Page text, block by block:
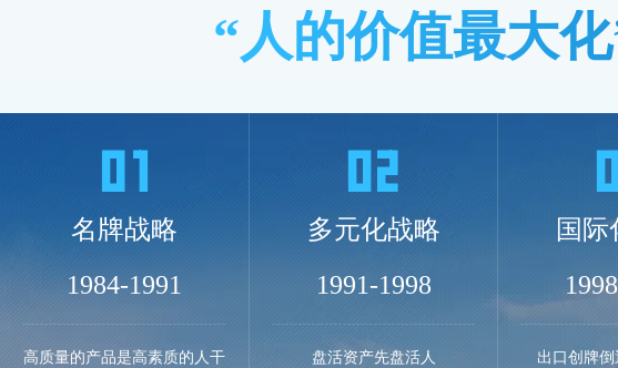
“人的价值最大
名牌战略
1984-1991
高质量的产品是高素质的人干
多元化战略
1991-1998
盘活资产先盘活人
国际
出口创牌